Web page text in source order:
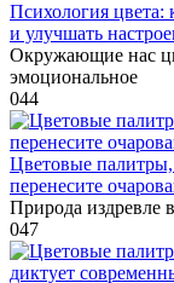
Психология цвета:
и улучшать
Окружающие нас
эмоциональное
044
Цветовые
перенесите
Природа издревле
047